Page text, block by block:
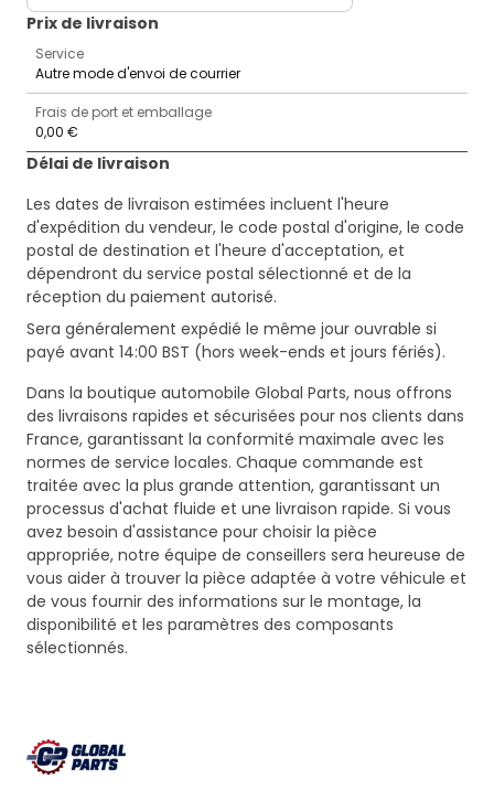
Prix ​​de livraison
Service
Autre mode d'envoi de courrier
Frais de port et emballage
0,00 €
Délai de livraison
Les dates de livraison estimées incluent l'heure
d'expédition du vendeur, le code postal d'origine, le code
postal de destination et l'heure d'acceptation, et
dépendront du service postal sélectionné et de la
réception du paiement autorisé.
Sera généralement expédié le même jour ouvrable si
payé avant 14:00 BST (hors week-ends et jours fériés).
Dans la boutique automobile Global Parts, nous offrons
des livraisons rapides et sécurisées pour nos clients dans
France, garantissant la conformité maximale avec les
normes de service locales. Chaque commande est
traitée avec la plus grande attention, garantissant un
processus d'achat fluide et une livraison rapide. Si vous
avez besoin d'assistance pour choisir la pièce
appropriée, notre équipe de conseillers sera heureuse de
vous aider à trouver la pièce adaptée à votre véhicule et
de vous fournir des informations sur le montage, la
disponibilité et les paramètres des composants
sélectionnés.